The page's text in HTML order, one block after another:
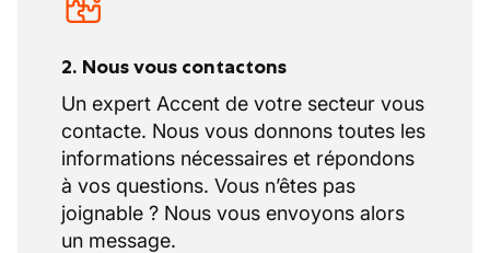
2. Nous vous contactons
Un expert Accent de votre secteur vous
contacte. Nous vous donnons toutes les
informations nécessaires et répondons
à vos questions. Vous n’êtes pas
joignable ? Nous vous envoyons alors
un message.